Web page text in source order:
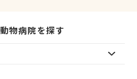
物病院を探す